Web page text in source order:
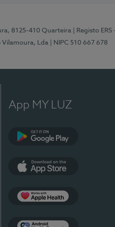
8125-410 Quarteira
| Registo
Vilamoura, Lda
| NIPC 510 667 678
App MY LUZ